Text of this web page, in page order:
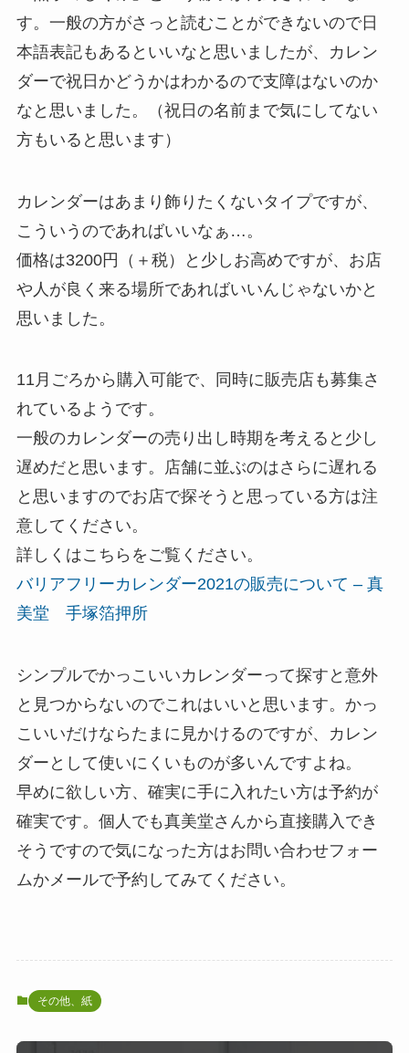
す。一般の方がさっと読むことができないので日
本語表記もあるといいなと思いましたが、カレン
ダーで祝日かどうかはわかるので支障はないのか
なと思いました。（祝日の名前まで気にしてない
方もいると思います）
カレンダーはあまり飾りたくないタイプですが、
こういうのであればいいなぁ…。
価格は3200円（＋税）と少しお高めですが、お店
や人が良く来る場所であればいいんじゃないかと
思いました。
11月ごろから購入可能で、同時に販売店も募集さ
れているようです。
一般のカレンダーの売り出し時期を考えると少し
遅めだと思います。店舗に並ぶのはさらに遅れる
と思いますのでお店で探そうと思っている方は注
意してください。
詳しくはこちらをご覧ください。
バリアフリーカレンダー2021の販売について – 真
美堂 手塚箔押所
シンプルでかっこいいカレンダーって探すと意外
と見つからないのでこれはいいと思います。かっ
こいいだけならたまに見かけるのですが、カレン
ダーとして使いにくいものが多いんですよね。
早めに欲しい方、確実に手に入れたい方は予約が
確実です。個人でも真美堂さんから直接購入でき
そうですので気になった方はお問い合わせフォー
ムかメールで予約してみてください。
その他、紙